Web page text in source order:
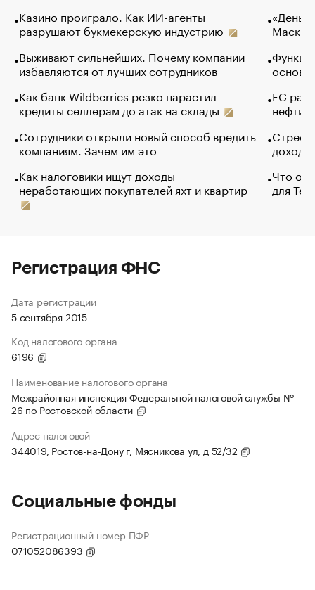
Казино проиграло. Как ИИ-агенты
разрушают букмекерскую индустрию
Выживают сильнейших. Почему компании
избавляются от лучших сотрудников
Как банк Wildberries резко нарастил
кредиты селлерам до атак на склады
Сотрудники открыли новый способ вредить
компаниям. Зачем им это
Как налоговики ищут доходы
неработающих покупателей яхт и квартир
Маск в
основ
ЕС
нефти
Что
для
Регистрация ФНС
Дата регистрации
5 сентября 2015
Код налогового органа
6196
Наименование налогового органа
Межрайонная инспекция Федеральной налоговой службы №
26 по Ростовской области
Адрес налоговой
344019, Ростов-на-Дону г, Мясникова ул, д 52/32
Социальные фонды
Регистрационный номер ПФР
071052086393